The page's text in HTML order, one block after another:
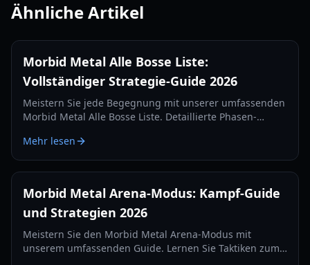
Ähnliche Artikel
Morbid Metal Alle Bosse Liste:
Vollständiger Strategie-Guide 2026
Meistern Sie jede Begegnung mit unserer umfassenden
Morbid Metal Alle Bosse Liste. Detaillierte Phasen-
Belohnungen für die Edition 2026.
Mehr lesen
Morbid Metal Arena-Modus: Kampf-Guide
und Strategien 2026
Meistern Sie den Morbid Metal Arena-Modus mit
unserem umfassenden Guide. Lernen Sie Taktiken zum